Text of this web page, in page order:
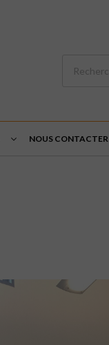
NOUS CONTACTER